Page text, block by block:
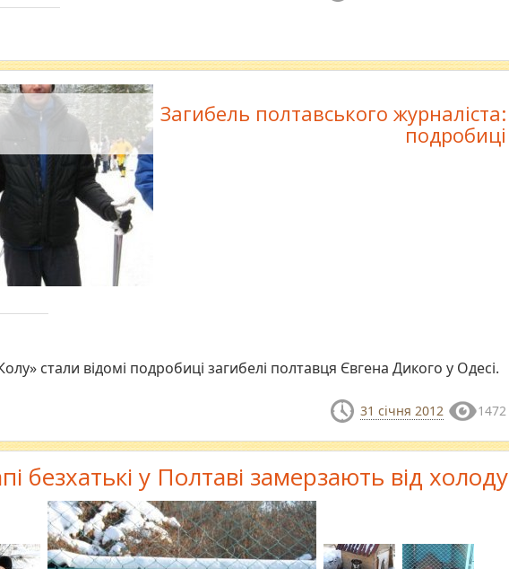
Загибель полтавського журналіста:
подробиці
стали відомі подробиці загибелі полтавця Євгена Дикого у Одесі.
31 січня 2012 1472
безхатькі у Полтаві замерзають від холоду